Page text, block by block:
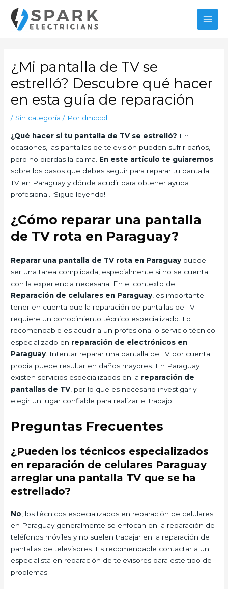
contenido
¿Mi pantalla de TV se
estrelló? Descubre qué hacer
en esta guía de reparación
/ Sin categoría / Por dmccol
¿Qué hacer si tu pantalla de TV se estrelló? En
ocasiones, las pantallas de televisión pueden sufrir daños,
pero no pierdas la calma. En este artículo te guiaremos
sobre los pasos que debes seguir para reparar tu pantalla
TV en Paraguay y dónde acudir para obtener ayuda
profesional. ¡Sigue leyendo!
¿Cómo reparar una pantalla
de TV rota en Paraguay?
Reparar una pantalla de TV rota en Paraguay puede
ser una tarea complicada, especialmente si no se cuenta
con la experiencia necesaria. En el contexto de
Reparación de celulares en Paraguay , es importante
tener en cuenta que la reparación de pantallas de TV
requiere un conocimiento técnico especializado. Lo
recomendable es acudir a un profesional o servicio técnico
especializado en reparación de electrónicos en
Paraguay . Intentar reparar una pantalla de TV por cuenta
propia puede resultar en daños mayores. En Paraguay
existen servicios especializados en la reparación de
pantallas de TV, por lo que es necesario investigar y
elegir un lugar confiable para realizar el trabajo.
Preguntas Frecuentes
¿Pueden los técnicos especializados
en reparación de celulares Paraguay
arreglar una pantalla TV que se ha
estrellado?
No , los técnicos especializados en reparación de celulares
en Paraguay generalmente se enfocan en la reparación de
teléfonos móviles y no suelen trabajar en la reparación de
pantallas de televisores. Es recomendable contactar a un
especialista en reparación de televisores para este tipo de
problemas.